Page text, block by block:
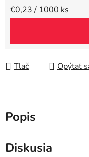
Jednotková cena:
€0,23 / 1000 ks
Tlač Opýtať
Popis
Diskusia